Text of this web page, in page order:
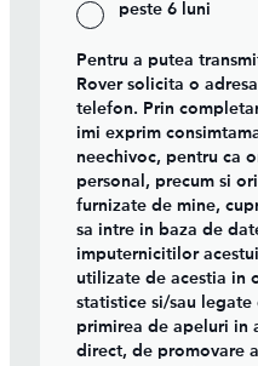
peste 6 luni
Pentru a putea
Rover solicita o
telefon. Prin
imi exprim
neechivoc, pentru ca
personal, precum si
furnizate de mine,
sa intre in baza de
imputernicitilor
utilizate de acestia in
statistice si/sau
primirea de apeluri in
direct, de promovare